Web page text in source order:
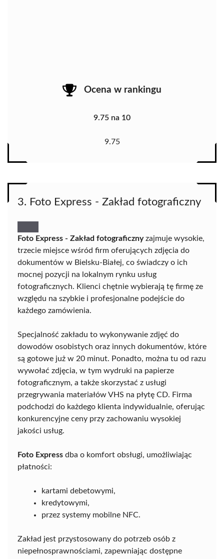
Ocena w rankingu
9.75 na 10
9.75
3. Foto Express - Zakład fotograficzny
Foto Express - Zakład fotograficznyzajmuje wysokie,
trzecie miejsce wśród firm oferujących zdjęcia do
dokumentów w Bielsku-Białej, co świadczy o ich
mocnej pozycji na lokalnym rynku usług
fotograficznych. Klienci chętnie wybierają tę firmę ze
względu na szybkie i profesjonalne podejście do
każdego zamówienia.
Specjalność zakładu to wykonywanie zdjęć do
dowodów osobistych oraz innych dokumentów, które
są gotowe już w 20 minut. Ponadto, można tu od razu
wywołać zdjęcia, w tym wydruki na papierze
fotograficznym, a także skorzystać z usługi
przegrywania materiałów VHS na płytę CD. Firma
podchodzi do każdego klienta indywidualnie, oferując
konkurencyjne ceny przy zachowaniu wysokiej
jakości usług.
Foto Express dba o komfort obsługi, umożliwiając
płatności:
kartami debetowymi,
kredytowymi,
przez systemy mobilne NFC.
Zakład jest przystosowany do potrzeb osób z
niepełnosprawnościami, zapewniając dostępne